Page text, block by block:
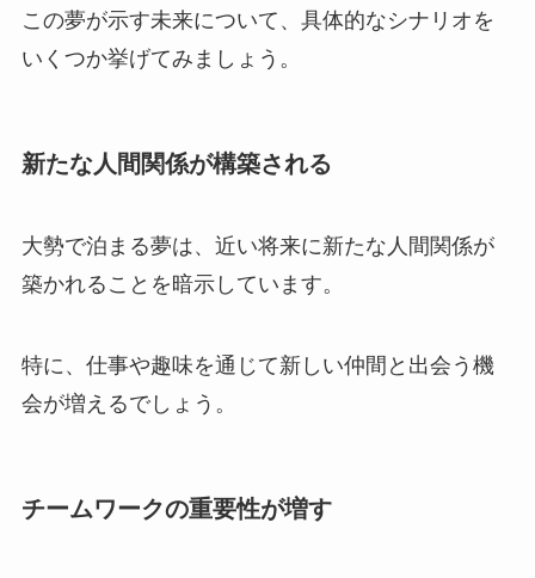
この夢が示す未来について、具体的なシナリオを
いくつか挙げてみましょう。
新たな人間関係が構築される
大勢で泊まる夢は、近い将来に新たな人間関係が
築かれることを暗示しています。
特に、仕事や趣味を通じて新しい仲間と出会う機
会が増えるでしょう。
チームワークの重要性が増す